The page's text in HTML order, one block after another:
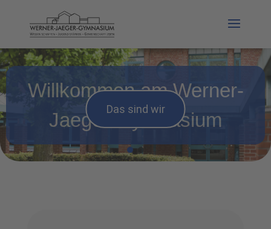
Willkommen am Werner-
Jaeger-Gymnasium
Das sind wir